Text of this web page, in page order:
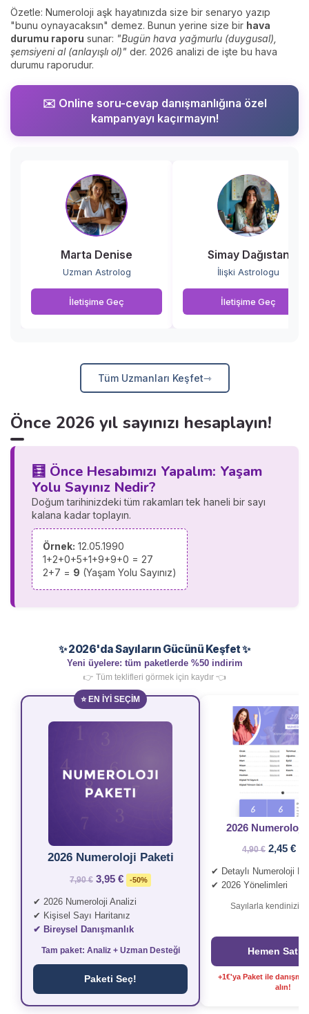
Özetle: Numeroloji aşk hayatınızda size bir senaryo yazıp
"bunu oynayacaksın" demez. Bunun yerine size bir hava
durumu raporu sunar: "Bugün hava yağmurlu (duygusal),
şemsiyeni al (anlayışlı ol)" der. 2026 analizi de işte bu hava
durumu raporudur.
✉️ Online soru-cevap danışmanlığına özel
kampanyayı kaçırmayın!
Marta Denise
Uzman Astrolog
İletişime Geç
Simay Dağıstan
İlişki Astrologu
İletişime Geç
Tüm Uzmanları Keşfet
Önce 2026 yıl sayınızı hesaplayın!
🧮 Önce Hesabımızı Yapalım: Yaşam
Yolu Sayınız Nedir?
Doğum tarihinizdeki tüm rakamları tek haneli bir sayı
kalana kadar toplayın.
Örnek: 12.05.1990
1+2+0+5+1+9+9+0 = 27
2+7 = 9 (Yaşam Yolu Sayınız)
✨ 2026'da Sayıların Gücünü Keşfet ✨
Yeni üyelere: tüm paketlerde %50 indirim
👉 Tüm teklifleri görmek için kaydır 👈
⭐ EN İYİ SEÇİM
2026 Numeroloji Paketi
7,90 € 3,95 € -50%
✔ 2026 Numeroloji Analizi
✔ Kişisel Sayı Haritanız
✔ Bireysel Danışmanlık
Tam paket: Analiz + Uzman Desteği
Paketi Seç!
2026 Numeroloji
4,90 € 2,45 €
✔ Detaylı Numeroloji
✔ 2026 Yönelimleri
Sayılarla kendinizi
Hemen Satın
+1€'ya Paket ile
alın!